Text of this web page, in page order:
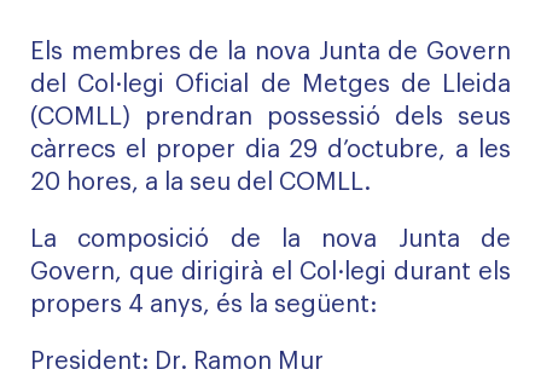
Els membres de la nova Junta de Govern
del Col·legi Oficial de Metges de Lleida
(COMLL) prendran possessió dels seus
càrrecs el proper dia 29 d’octubre, a les
20 hores, a la seu del COMLL.
La composició de la nova Junta de
Govern, que dirigirà el Col·legi durant els
propers 4 anys, és la següent:
President: Dr. Ramon Mur